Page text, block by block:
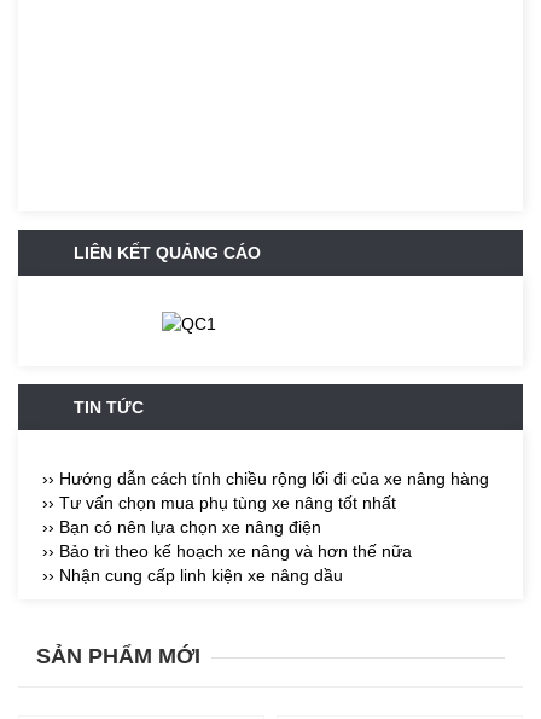
LIÊN KẾT QUẢNG CÁO
TIN TỨC
›› Hướng dẫn cách tính chiều rộng lối đi của xe nâng hàng
›› Tư vấn chọn mua phụ tùng xe nâng tốt nhất
›› Bạn có nên lựa chọn xe nâng điện
›› Bảo trì theo kế hoạch xe nâng và hơn thế nữa
›› Nhận cung cấp linh kiện xe nâng dầu
SẢN PHẨM MỚI